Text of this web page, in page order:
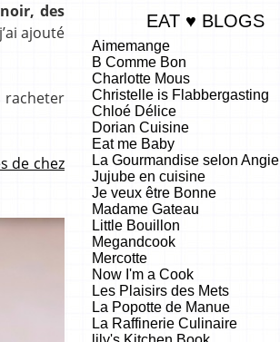
des
ajouté
racheter
de chez
EAT ♥ BLOGS
Aimemange
B Comme Bon
Charlotte Mous
Christelle is Flabbergasting
Chloé Délice
Dorian Cuisine
Eat me Baby
La Gourmandise selon Angie
Jujube en cuisine
Je veux être Bonne
Madame Gateau
Little Bouillon
Megandcook
Mercotte
Now I'm a Cook
Les Plaisirs des Mets
La Popotte de Manue
La Raffinerie Culinaire